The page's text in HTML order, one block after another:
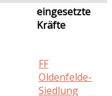
eingesetzte
Kräfte
FF
Oldenfelde-
Siedlung